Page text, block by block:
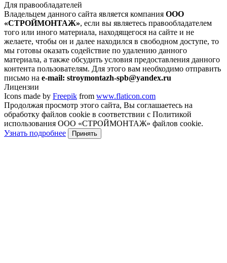
Для правообладателей
Владельцем данного сайта является компания ООО
«СТРОЙМОНТАЖ», если вы являетесь правообладателем
того или иного материала, находящегося на сайте и не
желаете, чтобы он и далее находился в свободном доступе, то
мы готовы оказать содействие по удалению данного
материала, а также обсудить условия предоставления данного
контента пользователям. Для этого вам необходимо отправить
письмо на e-mail: stroymontazh-spb@yandex.ru
Лицензии
Icons made by Freepik from www.flaticon.com
Продолжая просмотр этого сайта, Вы соглашаетесь на
обработку файлов cookie в соответствии с Политикой
использования ООО «СТРОЙМОНТАЖ» файлов cookie.
Узнать подробнее
Принять